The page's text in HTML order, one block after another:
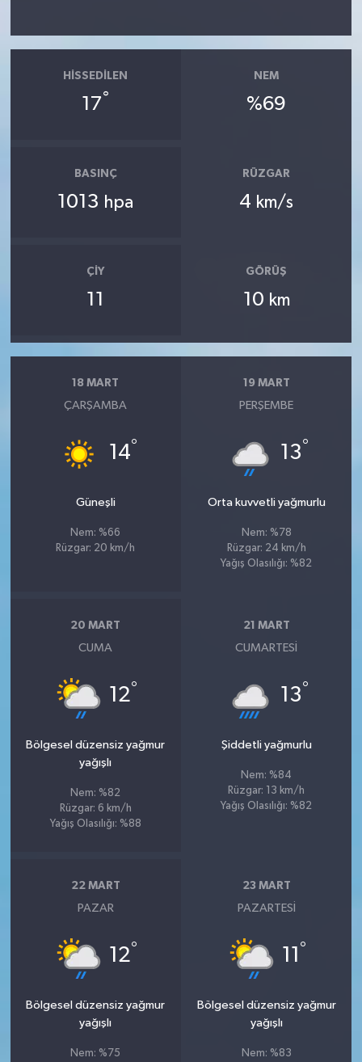
HISSEDILEN
17°
NEM
%69
BASINÇ
1013 hpa
RÜZGAR
4 km/s
ÇIY
11
GÖRÜŞ
10 km
18 MART
ÇARŞAMBA
14°
Güneşli
Nem: %66
Rüzgar: 20 km/h
19 MART
PERŞEMBE
13°
Orta kuvvetli yağmurlu
Nem: %78
Rüzgar: 24 km/h
Yağış Olasılığı: %82
20 MART
CUMA
12°
Bölgesel düzensiz yağmur
yağışlı
Nem: %82
Rüzgar: 6 km/h
Yağış Olasılığı: %88
21 MART
CUMARTESI
13°
Şiddetli yağmurlu
Nem: %84
Rüzgar: 13 km/h
Yağış Olasılığı: %82
22 MART
PAZAR
12°
Bölgesel düzensiz yağmur
yağışlı
Nem: %75
23 MART
PAZARTESI
11 °
Bölgesel düzensiz yağmur
yağışlı
Nem: %83